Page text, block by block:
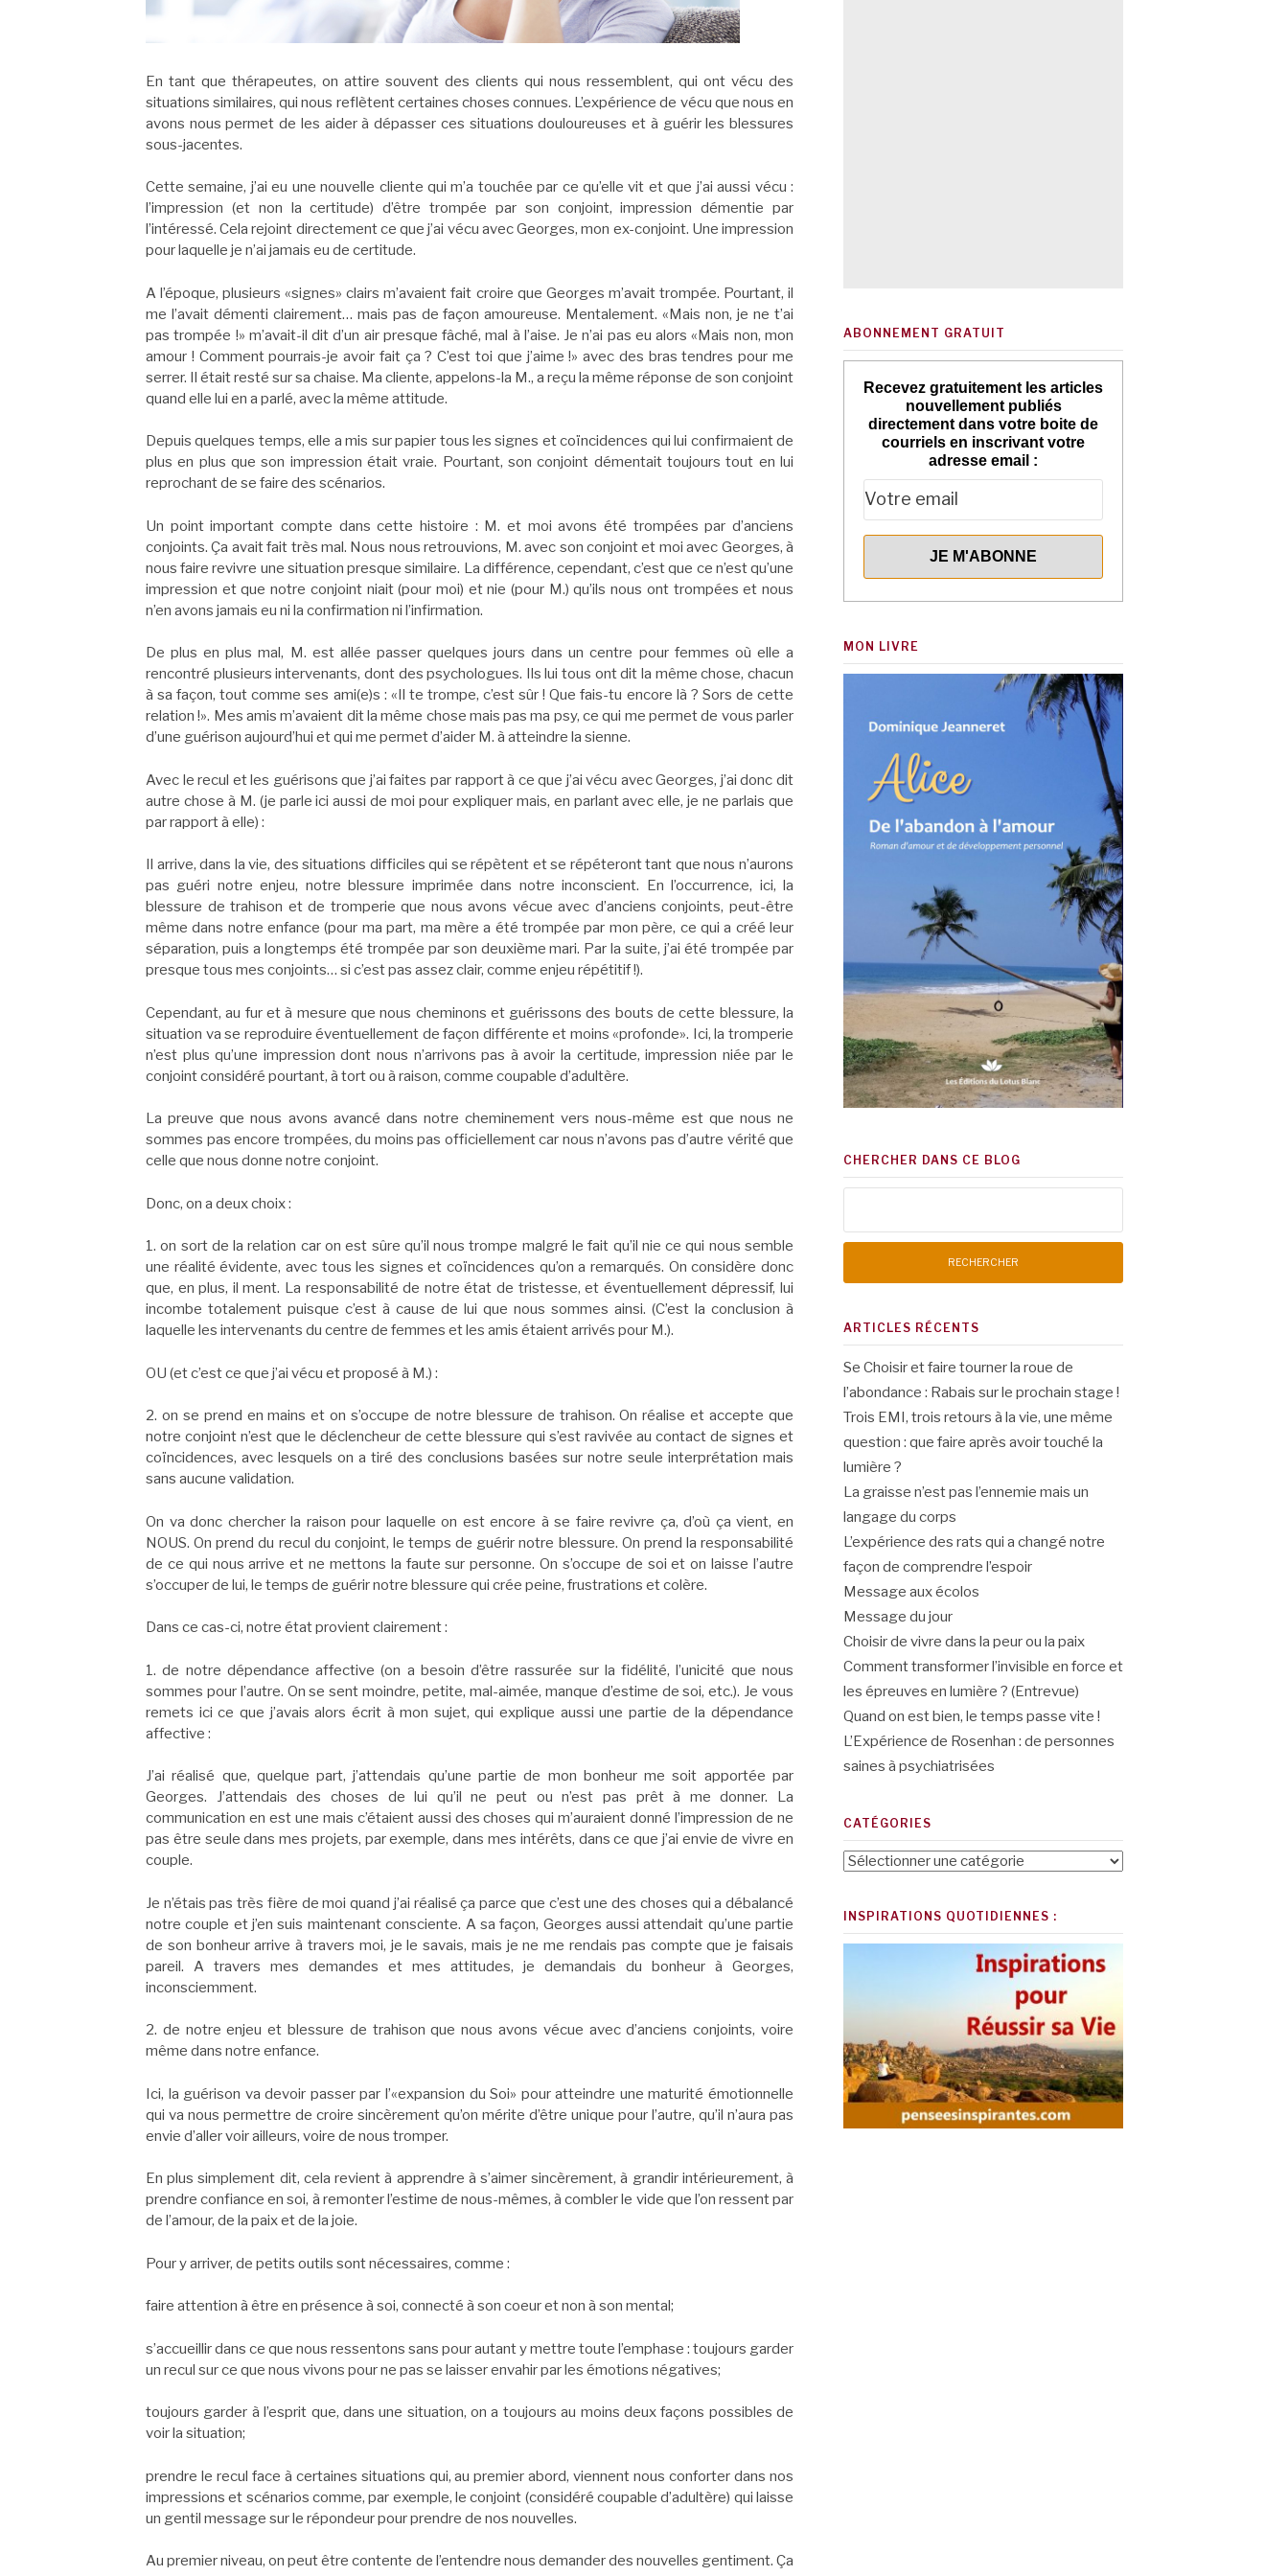
En tant que thérapeutes, on attire souvent des clients qui nous ressemblent, qui ont vécu des
situations similaires, qui nous reflètent certaines choses connues. L’expérience de vécu que nous en
avons nous permet de les aider à dépasser ces situations douloureuses et à guérir les blessures
sous-jacentes.
Cette semaine, j’ai eu une nouvelle cliente qui m’a touchée par ce qu’elle vit et que j’ai aussi vécu :
l’impression (et non la certitude) d’être trompée par son conjoint, impression démentie par
l’intéressé. Cela rejoint directement ce que j’ai vécu avec Georges, mon ex-conjoint. Une impression
pour laquelle je n’ai jamais eu de certitude.
A l’époque, plusieurs «signes» clairs m’avaient fait croire que Georges m’avait trompée. Pourtant, il
me l’avait démenti clairement… mais pas de façon amoureuse. Mentalement. «Mais non, je ne t’ai
pas trompée !» m’avait-il dit d’un air presque fâché, mal à l’aise. Je n’ai pas eu alors «Mais non, mon
amour ! Comment pourrais-je avoir fait ça ? C’est toi que j’aime !» avec des bras tendres pour me
serrer. Il était resté sur sa chaise. Ma cliente, appelons-la M., a reçu la même réponse de son conjoint
quand elle lui en a parlé, avec la même attitude.
Depuis quelques temps, elle a mis sur papier tous les signes et coïncidences qui lui confirmaient de
plus en plus que son impression était vraie. Pourtant, son conjoint démentait toujours tout en lui
reprochant de se faire des scénarios.
Un point important compte dans cette histoire : M. et moi avons été trompées par d’anciens
conjoints. Ça avait fait très mal. Nous nous retrouvions, M. avec son conjoint et moi avec Georges, à
nous faire revivre une situation presque similaire. La différence, cependant, c’est que ce n’est qu’une
impression et que notre conjoint niait (pour moi) et nie (pour M.) qu’ils nous ont trompées et nous
n’en avons jamais eu ni la confirmation ni l’infirmation.
De plus en plus mal, M. est allée passer quelques jours dans un centre pour femmes où elle a
rencontré plusieurs intervenants, dont des psychologues. Ils lui tous ont dit la même chose, chacun
à sa façon, tout comme ses ami(e)s : «Il te trompe, c’est sûr ! Que fais-tu encore là ? Sors de cette
relation !». Mes amis m’avaient dit la même chose mais pas ma psy, ce qui me permet de vous parler
d’une guérison aujourd’hui et qui me permet d’aider M. à atteindre la sienne.
Avec le recul et les guérisons que j’ai faites par rapport à ce que j’ai vécu avec Georges, j’ai donc dit
autre chose à M. (je parle ici aussi de moi pour expliquer mais, en parlant avec elle, je ne parlais que
par rapport à elle) :
Il arrive, dans la vie, des situations difficiles qui se répètent et se répéteront tant que nous n’aurons
pas guéri notre enjeu, notre blessure imprimée dans notre inconscient. En l’occurrence, ici, la
blessure de trahison et de tromperie que nous avons vécue avec d’anciens conjoints, peut-être
même dans notre enfance (pour ma part, ma mère a été trompée par mon père, ce qui a créé leur
séparation, puis a longtemps été trompée par son deuxième mari. Par la suite, j’ai été trompée par
presque tous mes conjoints… si c’est pas assez clair, comme enjeu répétitif !).
Cependant, au fur et à mesure que nous cheminons et guérissons des bouts de cette blessure, la
situation va se reproduire éventuellement de façon différente et moins «profonde». Ici, la tromperie
n’est plus qu’une impression dont nous n’arrivons pas à avoir la certitude, impression niée par le
conjoint considéré pourtant, à tort ou à raison, comme coupable d’adultère.
La preuve que nous avons avancé dans notre cheminement vers nous-même est que nous ne
sommes pas encore trompées, du moins pas officiellement car nous n’avons pas d’autre vérité que
celle que nous donne notre conjoint.
Donc, on a deux choix :
1. on sort de la relation car on est sûre qu’il nous trompe malgré le fait qu’il nie ce qui nous semble
une réalité évidente, avec tous les signes et coïncidences qu’on a remarqués. On considère donc
que, en plus, il ment. La responsabilité de notre état de tristesse, et éventuellement dépressif, lui
incombe totalement puisque c’est à cause de lui que nous sommes ainsi. (C’est la conclusion à
laquelle les intervenants du centre de femmes et les amis étaient arrivés pour M.).
OU (et c’est ce que j’ai vécu et proposé à M.) :
2. on se prend en mains et on s’occupe de notre blessure de trahison. On réalise et accepte que
notre conjoint n’est que le déclencheur de cette blessure qui s’est ravivée au contact de signes et
coïncidences, avec lesquels on a tiré des conclusions basées sur notre seule interprétation mais
sans aucune validation.
On va donc chercher la raison pour laquelle on est encore à se faire revivre ça, d’où ça vient, en
NOUS. On prend du recul du conjoint, le temps de guérir notre blessure. On prend la responsabilité
de ce qui nous arrive et ne mettons la faute sur personne. On s’occupe de soi et on laisse l’autre
s’occuper de lui, le temps de guérir notre blessure qui crée peine, frustrations et colère.
Dans ce cas-ci, notre état provient clairement :
1. de notre dépendance affective (on a besoin d’être rassurée sur la fidélité, l’unicité que nous
sommes pour l’autre. On se sent moindre, petite, mal-aimée, manque d’estime de soi, etc.). Je vous
remets ici ce que j’avais alors écrit à mon sujet, qui explique aussi une partie de la dépendance
affective :
J’ai réalisé que, quelque part, j’attendais qu’une partie de mon bonheur me soit apportée par
Georges. J’attendais des choses de lui qu’il ne peut ou n’est pas prêt à me donner. La
communication en est une mais c’étaient aussi des choses qui m’auraient donné l’impression de ne
pas être seule dans mes projets, par exemple, dans mes intérêts, dans ce que j’ai envie de vivre en
couple.
Je n’étais pas très fière de moi quand j’ai réalisé ça parce que c’est une des choses qui a débalancé
notre couple et j’en suis maintenant consciente. A sa façon, Georges aussi attendait qu’une partie
de son bonheur arrive à travers moi, je le savais, mais je ne me rendais pas compte que je faisais
pareil. A travers mes demandes et mes attitudes, je demandais du bonheur à Georges,
inconsciemment.
2. de notre enjeu et blessure de trahison que nous avons vécue avec d’anciens conjoints, voire
même dans notre enfance.
Ici, la guérison va devoir passer par l’«expansion du Soi» pour atteindre une maturité émotionnelle
qui va nous permettre de croire sincèrement qu’on mérite d’être unique pour l’autre, qu’il n’aura pas
envie d’aller voir ailleurs, voire de nous tromper.
En plus simplement dit, cela revient à apprendre à s’aimer sincèrement, à grandir intérieurement, à
prendre confiance en soi, à remonter l’estime de nous-mêmes, à combler le vide que l’on ressent par
de l’amour, de la paix et de la joie.
Pour y arriver, de petits outils sont nécessaires, comme :
faire attention à être en présence à soi, connecté à son coeur et non à son mental;
s’accueillir dans ce que nous ressentons sans pour autant y mettre toute l’emphase : toujours garder
un recul sur ce que nous vivons pour ne pas se laisser envahir par les émotions négatives;
toujours garder à l’esprit que, dans une situation, on a toujours au moins deux façons possibles de
voir la situation;
prendre le recul face à certaines situations qui, au premier abord, viennent nous conforter dans nos
impressions et scénarios comme, par exemple, le conjoint (considéré coupable d’adultère) qui laisse
un gentil message sur le répondeur pour prendre de nos nouvelles.
Au premier niveau, on peut être contente de l’entendre nous demander des nouvelles gentiment. Ça
ABONNEMENT GRATUIT
Recevez gratuitement les articles
nouvellement publiés
directement dans votre boite de
courriels en inscrivant votre
adresse email :
MON LIVRE
CHERCHER DANS CE BLOG
ARTICLES RÉCENTS
Se Choisir et faire tourner la roue de
l’abondance : Rabais sur le prochain stage !
Trois EMI, trois retours à la vie, une même
question : que faire après avoir touché la
lumière ?
La graisse n’est pas l’ennemie mais un
langage du corps
L’expérience des rats qui a changé notre
façon de comprendre l’espoir
Message aux écolos
Message du jour
Choisir de vivre dans la peur ou la paix
Comment transformer l’invisible en force et
les épreuves en lumière ? (Entrevue)
Quand on est bien, le temps passe vite !
L’Expérience de Rosenhan : de personnes
saines à psychiatrisées
CATÉGORIES
Catégories
INSPIRATIONS QUOTIDIENNES :